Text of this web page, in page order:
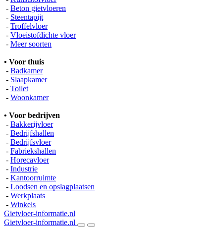
- Beton gietvloeren
- Steentapijt
- Troffelvloer
- Vloeistofdichte vloer
- Meer soorten
• Voor thuis
- Badkamer
- Slaapkamer
- Toilet
- Woonkamer
• Voor bedrijven
- Bakkerijvloer
- Bedrijfshallen
- Bedrijfsvloer
- Fabriekshallen
- Horecavloer
- Industrie
- Kantoorruimte
- Loodsen en opslagplaatsen
- Werkplaats
- Winkels
Gietvloer-informatie.nl
Gietvloer-informatie.nl